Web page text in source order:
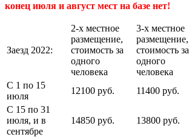
конец июля и август мест на базе нет!
Заезд 2022:
2-х местное
размещение,
стоимость за
одного
человека
3-х местное
размещение,
стоимость за
одного
человека
С 1 по 15
июля
12100 руб. 11400 руб.
С 15 по 31
июля, и в
сентябре
14850 руб. 13800 руб.